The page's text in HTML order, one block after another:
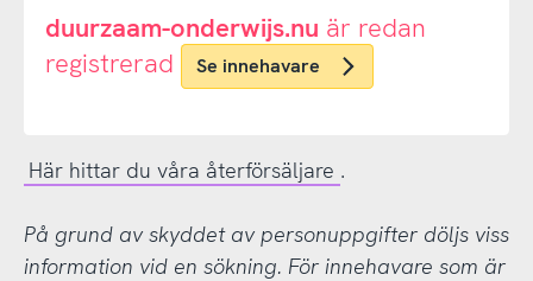
eller
domän
duurzaam-onderwijs.nu är redan
registrerad
Se innehavare
Här hittar du våra återförsäljare .
På grund av skyddet av personuppgifter döljs viss
information vid en sökning. För innehavare som är